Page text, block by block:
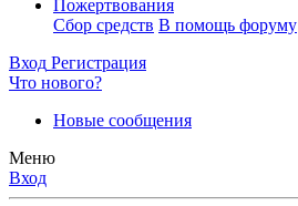
Пожертвования
Сбор средств В помощь форуму
Вход Регистрация
Что нового?
Новые сообщения
Меню
Вход